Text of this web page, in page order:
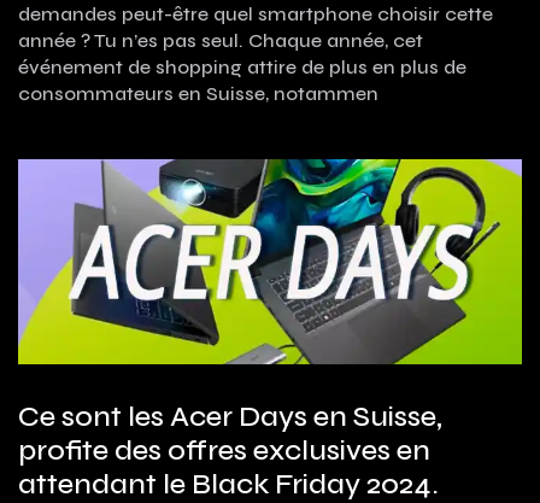
demandes peut-être quel smartphone choisir cette
année ? Tu n’es pas seul. Chaque année, cet
événement de shopping attire de plus en plus de
consommateurs en Suisse, notammen
Ce sont les Acer Days en Suisse,
profite des offres exclusives en
attendant le Black Friday 2024.